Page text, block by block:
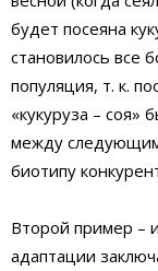
будет посеяна
становилось все
популяция, т. к.
«кукуруза – соя»
между следующим
биотипу
Второй пример –
адаптации